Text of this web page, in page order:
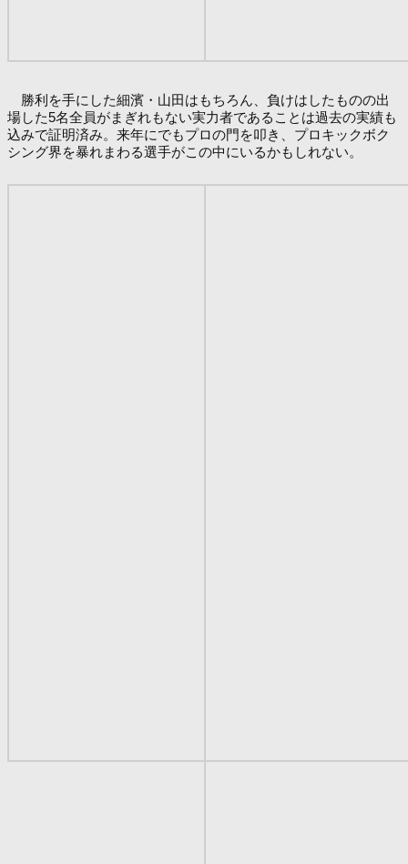
勝利を手にした細濱・山田はもちろん、負けはしたものの出
場した5名全員がまぎれもない実力者であることは過去の実績も
込みで証明済み。来年にでもプロの門を叩き、プロキックボク
シング界を暴れまわる選手がこの中にいるかもしれない。